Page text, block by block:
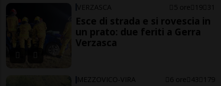
VERZASCA 5 ore 19 31
Esce di strada e si rovescia in
un prato: due feriti a Gerra
Verzasca
MEZZOVICO-VIRA 6 ore 43 179